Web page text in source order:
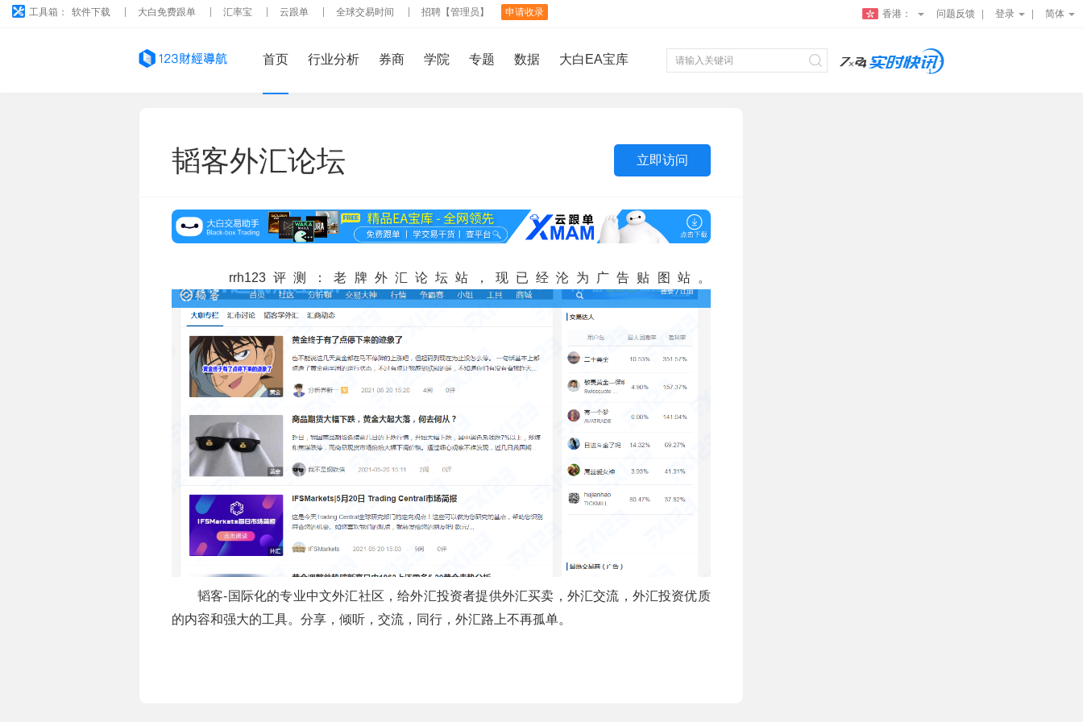
工具箱： 软件下载 大白免费跟单 汇率宝 云跟单 全球交易时间 招聘【管理员】 申请收录 香港： 问题反馈 登录 简体
首页 行业分析 券商 学院 专题 数据 大白EA宝库
韬客外汇论坛 立即访问
rrh123评测：老牌外汇论坛站，现已经沦为广告贴图站。
韬客-国际化的专业中文外汇社区，给外汇投资者提供外汇买卖，外汇交流，外汇投资优质
的内容和强大的工具。分享，倾听，交流，同行，外汇路上不再孤单。